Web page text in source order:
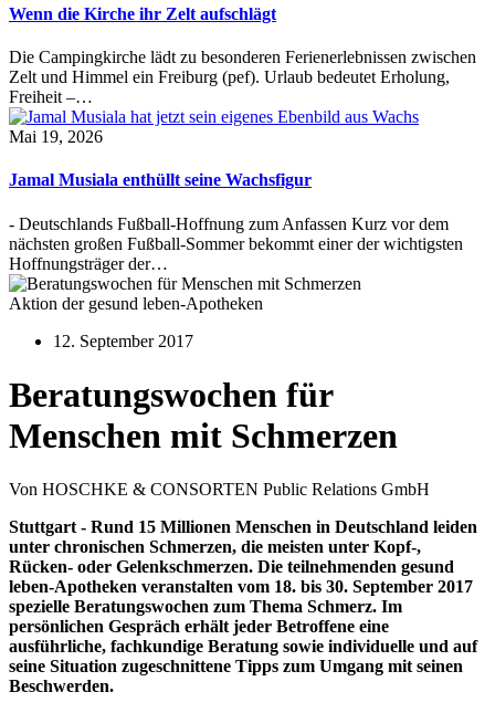
Wenn die Kirche ihr Zelt aufschlägt
Die Campingkirche lädt zu besonderen Ferienerlebnissen zwischen
Zelt und Himmel ein Freiburg (pef). Urlaub bedeutet Erholung,
Freiheit –…
Mai 19, 2026
Jamal Musiala enthüllt seine Wachsfigur
- Deutschlands Fußball-Hoffnung zum Anfassen Kurz vor dem
nächsten großen Fußball-Sommer bekommt einer der wichtigsten
Hoffnungsträger der…
Aktion der gesund leben-Apotheken
12. September 2017
Beratungswochen für
Menschen mit Schmerzen
Von HOSCHKE & CONSORTEN Public Relations GmbH
Stuttgart - Rund 15 Millionen Menschen in Deutschland leiden
unter chronischen Schmerzen, die meisten unter Kopf-,
Rücken- oder Gelenkschmerzen. Die teilnehmenden gesund
leben-Apotheken veranstalten vom 18. bis 30. September 2017
spezielle Beratungswochen zum Thema Schmerz. Im
persönlichen Gespräch erhält jeder Betroffene eine
ausführliche, fachkundige Beratung sowie individuelle und auf
seine Situation zugeschnittene Tipps zum Umgang mit seinen
Beschwerden.